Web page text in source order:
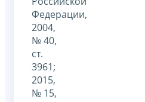
Федерации,
2004,
№ 40,
ст.
3961;
2015,
№ 15,